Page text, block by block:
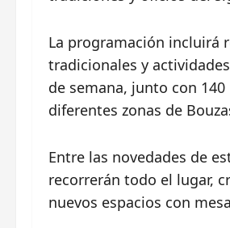
La programación incluirá
tradicionales y
de semana, junto con
diferentes zonas de
Entre las novedades de
recorrerán todo el lugar,
nuevos espacios con